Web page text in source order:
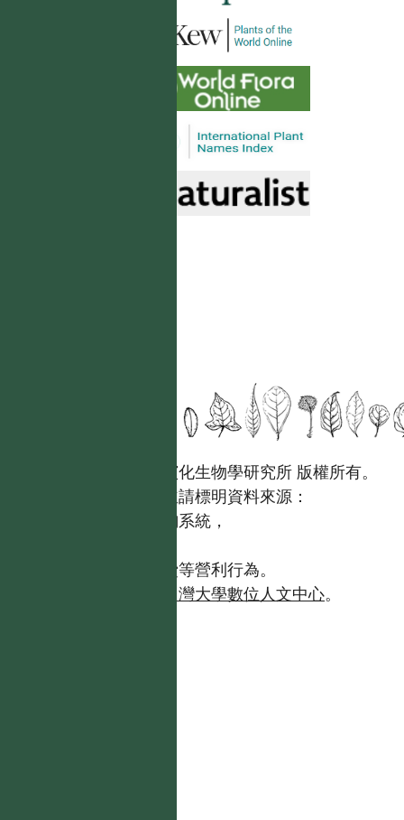
國立台灣大學生態學與演化生物學研究所 版權所有。
歡迎引用本網站資料，並請標明資料來源：
【台灣植物資訊整合查詢系統，
且不得有收取資料查詢費等營利行為。
台灣大學數位人文中心。